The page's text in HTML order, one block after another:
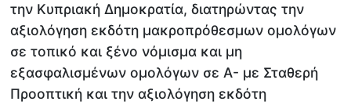
την Κυπριακή Δημοκρατία, διατηρώντας την
αξιολόγηση εκδότη μακροπρόθεσμων ομολόγων
σε τοπικό και ξένο νόμισμα και μη
εξασφαλισμένων ομολόγων σε A- με Σταθερή
Προοπτική και την αξιολόγηση εκδότη